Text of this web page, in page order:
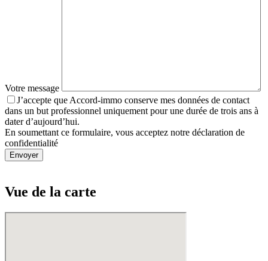
Votre message
J’accepte que Accord-immo conserve mes données de contact
dans un but professionnel uniquement pour une durée de trois ans à
dater d’aujourd’hui.
En soumettant ce formulaire, vous acceptez notre déclaration de
confidentialité
Vue de la carte